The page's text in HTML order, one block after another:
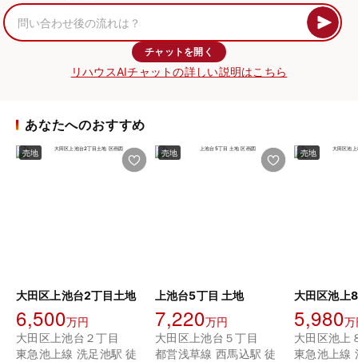
チャットを開く
リハウスAIチャットの詳しい説明はこちら
あなたへのおすすめ
売地
大田区上池台2丁目土地
6,500万円
大田区上池台２丁目
東急池上線 洗足池駅 徒
売地
上池台5丁目 土地
7,220万円
大田区上池台５丁目
都営浅草線 西馬込駅 徒
売地
大田区池上
5,980万
大田区池上
東急池上線